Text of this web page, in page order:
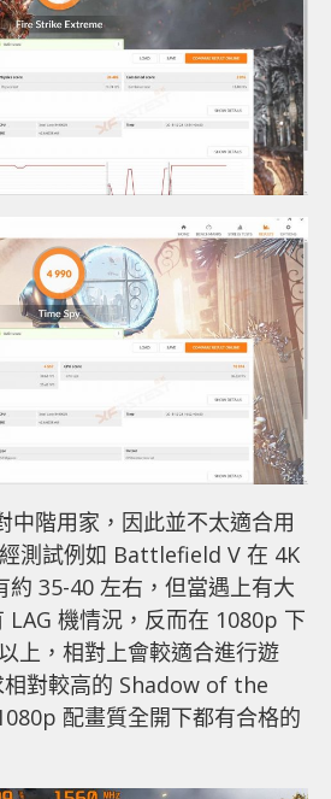
中階用家，因此並不太適合用
測試例如 Battlefield V 在 4K
約 35-40 左右，但當遇上有大
LAG 機情況，反而在 1080p 下
上，相對上會較適合進行遊
相對較高的 Shadow of the
配畫質全開下都有合格的